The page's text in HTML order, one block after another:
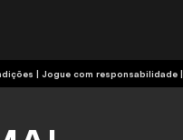
se termos e condições | Jogue com responsabilidade |